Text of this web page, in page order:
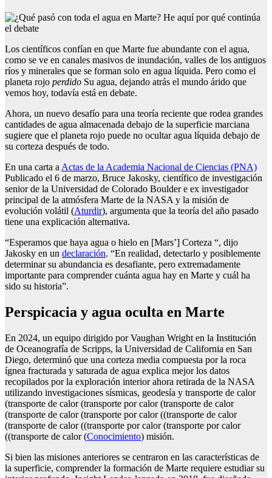
Los científicos confían en que Marte fue abundante con el agua,
como se ve en canales masivos de inundación, valles de los antiguos
ríos y minerales que se forman solo en agua líquida. Pero como el
planeta rojo perdido Su agua, dejando atrás el mundo árido que
vemos hoy, todavía está en debate.
Ahora, un nuevo desafío para una teoría reciente que rodea grandes
cantidades de agua almacenada debajo de la superficie marciana
sugiere que el planeta rojo puede no ocultar agua líquida debajo de
su corteza después de todo.
En una carta a Actas de la Academia Nacional de Ciencias (PNA)
Publicado el 6 de marzo, Bruce Jakosky, científico de investigación
senior de la Universidad de Colorado Boulder e ex investigador
principal de la atmósfera Marte de la NASA y la misión de
evolución volátil (Aturdir), argumenta que la teoría del año pasado
tiene una explicación alternativa.
“Esperamos que haya agua o hielo en [Mars’] Corteza “, dijo
Jakosky en un declaración. “En realidad, detectarlo y posiblemente
determinar su abundancia es desafiante, pero extremadamente
importante para comprender cuánta agua hay en Marte y cuál ha
sido su historia”.
Perspicacia y agua oculta en Marte
En 2024, un equipo dirigido por Vaughan Wright en la Institución
de Oceanografía de Scripps, la Universidad de California en San
Diego, determinó que una corteza media compuesta por la roca
ígnea fracturada y saturada de agua explica mejor los datos
recopilados por la exploración interior ahora retirada de la NASA
utilizando investigaciones sísmicas, geodesía y transporte de calor
(transporte de calor (transporte por calor (transporte de calor
(transporte de calor (transporte por calor ((transporte de calor
(transporte de calor ((transporte por calor (transporte por calor
((transporte de calor (Conocimiento) misión.
Si bien las misiones anteriores se centraron en las características de
la superficie, comprender la formación de Marte requiere estudiar su